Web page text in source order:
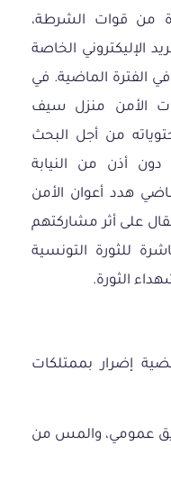
من قوات الشرطة،
الإليكتروني الخاصة
الفترة الماضية. في
قوات الأمن منزل سيف
من أجل البحث
أذن من النيابة
يناير الماضي هدد أعوان الأمن
على أثر مشاركتهم
للثورة التونسية
الثورة.
إضرار بممتلكات
عمومي، والمس من